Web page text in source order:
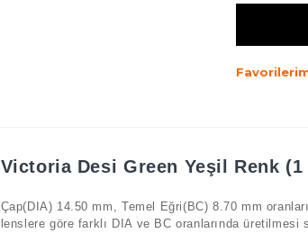
Victoria Desi Green Yeşil Renk (1
Çap(DIA) 14.50 mm, Temel Eğri(BC) 8.70 mm
lenslere göre farklı DIA ve BC oranlarında